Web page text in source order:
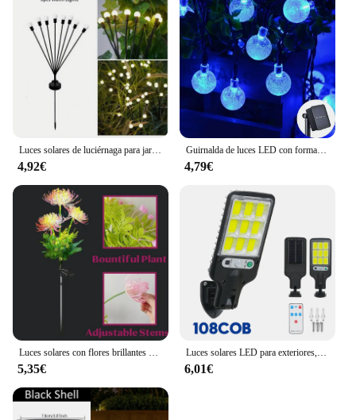
Luces solares de luciérnaga para jardín, lámparas decorativas impermeables de 1/2/4 piezas, para camino, Patio y paisaje
4,92€
Guirnalda de luces LED con forma de globo de cristal Solar, guirnalda de luces de hadas de Navidad para decoración de fiesta de jardín, IP65, 8 modos de iluminación, 60 LED, 1 unidad/2 piezas
4,79€
Luces solares con flores brillantes y tallos, luces de jardín al aire libre, camino, patio, césped, decoración del hogar, luces de césped
5,35€
Luces solares LED para exteriores, lámpara Solar con Sensor de movimiento, 4 modos, resistente al agua IP65, farol para jardín y patio, 9900LM, novedad
6,01€